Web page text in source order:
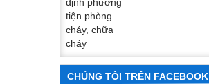
CHÚNG TÔI TRÊN FACEBOOK